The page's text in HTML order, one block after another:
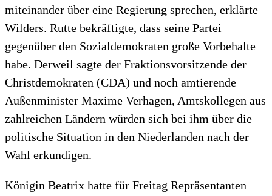
miteinander über eine Regierung sprechen, erklärte
Wilders. Rutte bekräftigte, dass seine Partei
gegenüber den Sozialdemokraten große Vorbehalte
habe. Derweil sagte der Fraktionsvorsitzende der
Christdemokraten (CDA) und noch amtierende
Außenminister Maxime Verhagen, Amtskollegen aus
zahlreichen Ländern würden sich bei ihm über die
politische Situation in den Niederlanden nach der
Wahl erkundigen.
Königin Beatrix hatte für Freitag Repräsentanten